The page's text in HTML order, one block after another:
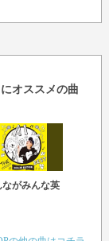
オススメの曲
ながみんな英